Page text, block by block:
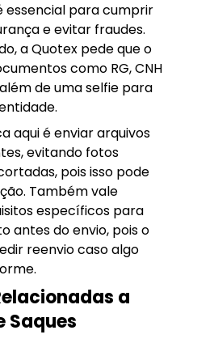
essencial para cumprir
e evitar fraudes.
a Quotex pede que o
como RG, CNH
de uma selfie para
aqui é enviar arquivos
evitando fotos
pois isso pode
Também vale
específicos para
antes do envio, pois o
reenvio caso algo
a
Saques